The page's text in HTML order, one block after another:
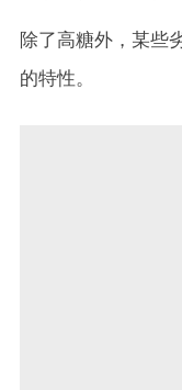
除了高糖外，某些
的特性。